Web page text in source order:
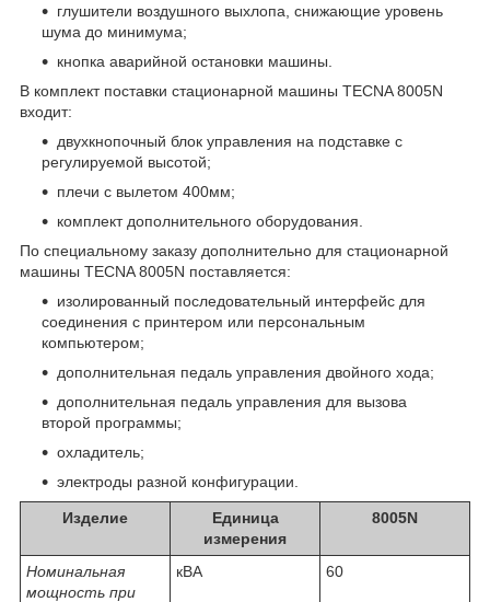
глушители воздушного выхлопа, снижающие уровень
шума до минимума;
кнопка аварийной остановки машины.
В комплект поставки стационарной машины TECNA 8005N
входит:
двухкнопочный блок управления на подставке с
регулируемой высотой;
плечи с вылетом 400мм;
комплект дополнительного оборудования.
По специальному заказу дополнительно для стационарной
машины TECNA 8005N поставляется:
изолированный последовательный интерфейс для
соединения с принтером или персональным
компьютером;
дополнительная педаль управления двойного хода;
дополнительная педаль управления для вызова
второй программы;
охладитель;
электроды разной конфигурации.
Изделие
Единица
измерения
8005N
Номинальная
мощность при
кВА 60